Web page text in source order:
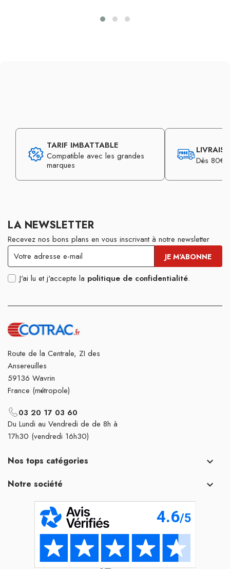
TARIF IMBATTABLE
Compatible avec les grandes
marques
Dès 80€
LA NEWSLETTER
Recevez nos bons plans en vous inscrivant à notre newsletter
J'ai lu et j'accepte la politique de confidentialité.
Route de la Centrale, ZI des
Ansereuilles
59136 Wavrin
France (métropole)
03 20 17 03 60
Du Lundi au Vendredi de de 8h à
17h30 (vendredi 16h30)
Nos tops catégories 
Notre société 